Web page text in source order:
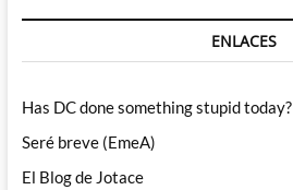
ENLACES
Has DC done something stupid today?
Seré breve (EmeA)
El Blog de Jotace